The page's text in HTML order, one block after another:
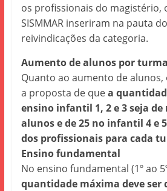
os profissionais do magistério,
SISMMAR inseriram na pauta
reivindicações da categoria.
Aumento de alunos por turma
Quanto ao aumento de
a proposta de quea
ensino infantil 1, 2 e 3 seja de
alunos e de 25 no infantil 4 e
dos profissionais para cada
Ensino fundamental
No ensino fundamental (1º ao
quantidade máxima deve ser